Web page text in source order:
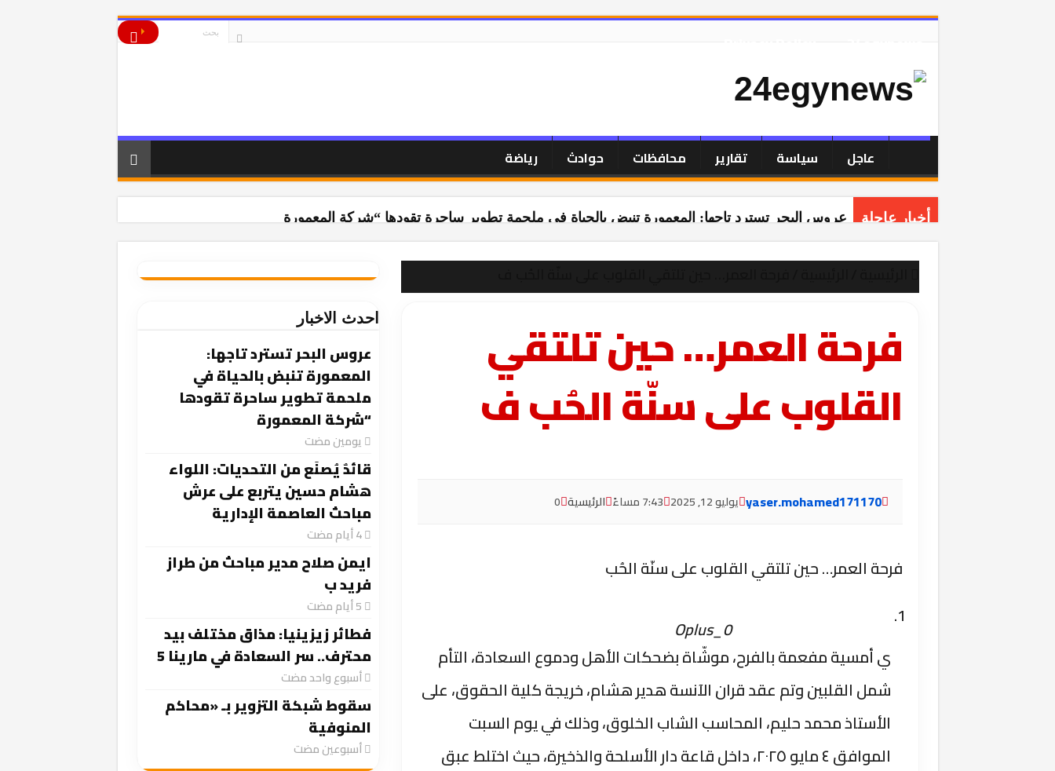
عاجل سياسة تقارير محافظات حوادث رياضة
أخبار عاجلة عروس البحر تسترد تاجها: المعمورة تنبض بالحياة في ملحمة تطوير ساحرة تقودها “شركة المعمورة
فرحة العمر… حين تلتقي
القلوب على سنّة الحُب ف
yaser.mohamed171170 يوليو 12, 2025 7:43 مساءً الرئيسية 0
فرحة العمر… حين تلتقي القلوب على سنّة الحُب
Oplus_0
ي أمسية مفعمة بالفرح، موشّاة بضحكات الأهل ودموع السعادة، التأم
شمل القلبين وتم عقد قران الآنسة هدير هشام، خريجة كلية الحقوق، على
الأستاذ محمد حليم، المحاسب الشاب الخلوق، وذلك في يوم السبت
الموافق ٤ مايو ٢٠٢٥، داخل قاعة دار الأسلحة والذخيرة، حيث اختلط عبق
احدث الاخبار
عروس البحر تسترد تاجها:
المعمورة تنبض بالحياة في
ملحمة تطوير ساحرة تقودها
“شركة المعمورة
‏يومين مضت
قائدٌ يُصنَع من التحديات: اللواء
هشام حسين يتربع على عرش
مباحث العاصمة الإدارية
‏4 أيام مضت
ايمن صلاح مدير مباحث من طراز
فريد ب
فطائر زيزينيا: مذاق مختلف بيد
محترف.. سر السعادة في مارينا 5
‏أسبوع واحد مضت
سقوط شبكة التزوير بـ «محاكم
المنوفية
‏أسبوعين مضت